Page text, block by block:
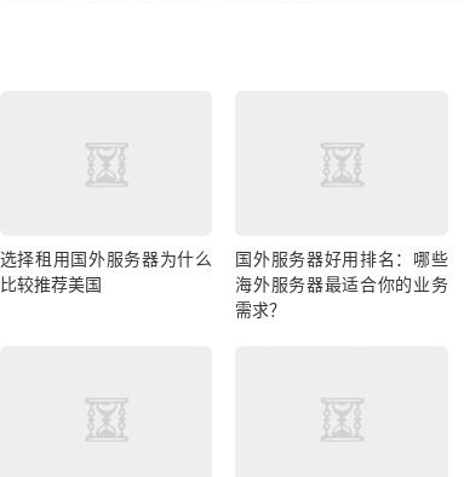
选择租用国外服务器为什么
比较推荐美国
国外服务器好用排名：哪些
海外服务器最适合你的业务
需求？